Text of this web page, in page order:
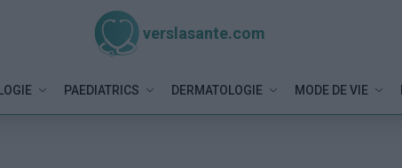
verslasante.com
PAEDIATRICS DERMATOLOGIE MODE DE VIE